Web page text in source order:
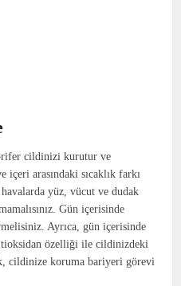
cildinizi kurutur ve
içeri arasındaki sıcaklık farkı
yüz, vücut ve dudak
Gün içerisinde
Ayrıca, gün içerisinde
özelliği ile cildinizdeki
cildinize koruma bariyeri görevi